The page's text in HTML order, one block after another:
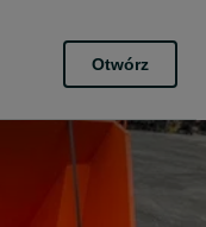
Otwórz